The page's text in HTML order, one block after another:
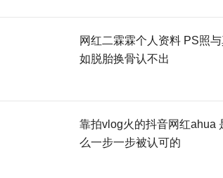
网红二霖霖个人资料 PS照与
如脱胎换骨认不出
靠拍vlog火的抖音网红ahua
么一步一步被认可的